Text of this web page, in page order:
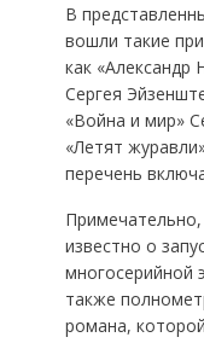
В
вошли такие
как «Александр
Сергея
«Война и мир»
«Летят
перечень
известно о
многосерийной
также
романа,